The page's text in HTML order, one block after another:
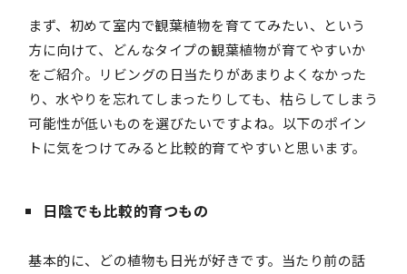
まず、初めて室内で観葉植物を育ててみたい、という
方に向けて、どんなタイプの観葉植物が育てやすいか
をご紹介。リビングの日当たりがあまりよくなかった
り、水やりを忘れてしまったりしても、枯らしてしまう
可能性が低いものを選びたいですよね。以下のポイン
トに気をつけてみると比較的育てやすいと思います。
日陰でも比較的育つもの
基本的に、どの植物も日光が好きです。当たり前の話